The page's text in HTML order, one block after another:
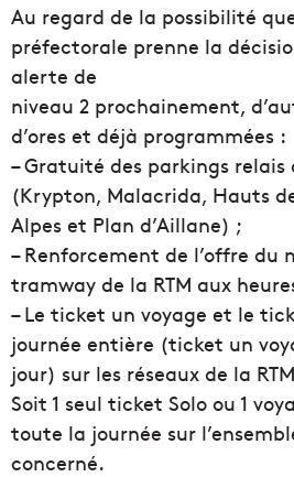
Au regard de la possibilité
préfectorale prenne la
alerte de
niveau 2 prochainement,
d’ores et déjà programmées :
– Gratuité des parkings relais
(Krypton, Malacrida, Hauts
Alpes et Plan d’Aillane) ;
– Renforcement de l’offre du
tramway de la RTM aux
– Le ticket un voyage et le
journée entière (ticket un
jour) sur les réseaux de la
Soit 1 seul ticket Solo ou 1
toute la journée sur
concerné.